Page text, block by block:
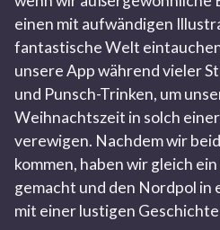
einen mit aufwändigen
fantastische Welt
unsere App während vieler
und Punsch-Trinken, um
Weihnachtszeit in solch
verewigen. Nachdem wir
kommen, haben wir gleich
gemacht und den Nordpol
mit einer lustigen